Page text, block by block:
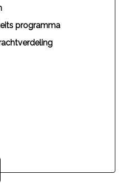
programma
verstel- en